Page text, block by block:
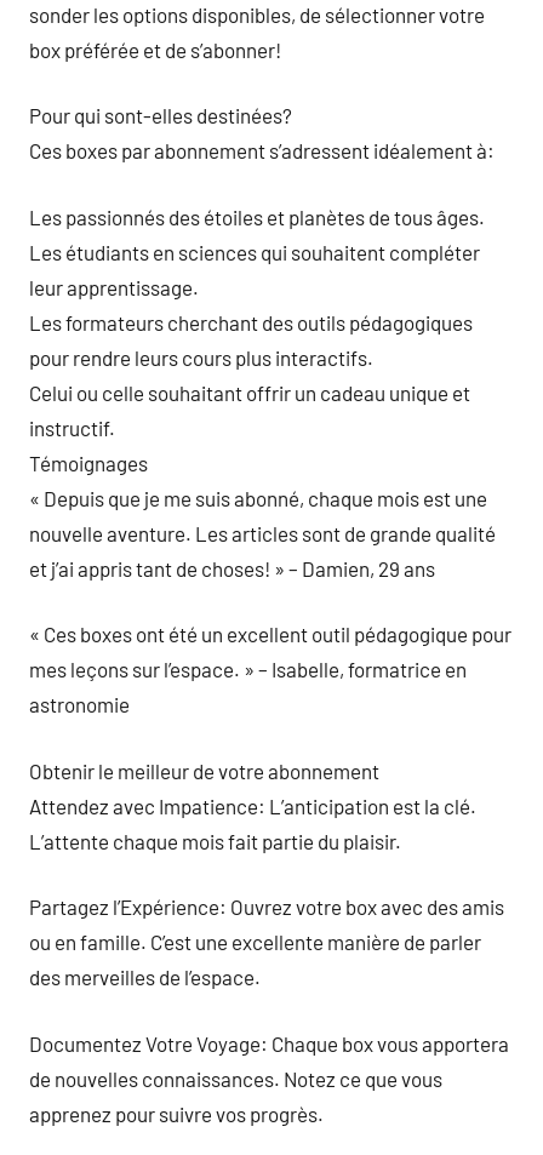
sonder les options disponibles, de sélectionner votre
box préférée et de s’abonner!
Pour qui sont-elles destinées?
Ces boxes par abonnement s’adressent idéalement à:
Les passionnés des étoiles et planètes de tous âges.
Les étudiants en sciences qui souhaitent compléter
leur apprentissage.
Les formateurs cherchant des outils pédagogiques
pour rendre leurs cours plus interactifs.
Celui ou celle souhaitant offrir un cadeau unique et
instructif.
Témoignages
« Depuis que je me suis abonné, chaque mois est une
nouvelle aventure. Les articles sont de grande qualité
et j’ai appris tant de choses! » – Damien, 29 ans
« Ces boxes ont été un excellent outil pédagogique pour
mes leçons sur l’espace. » – Isabelle, formatrice en
astronomie
Obtenir le meilleur de votre abonnement
Attendez avec Impatience: L’anticipation est la clé.
L’attente chaque mois fait partie du plaisir.
Partagez l’Expérience: Ouvrez votre box avec des amis
ou en famille. C’est une excellente manière de parler
des merveilles de l’espace.
Documentez Votre Voyage: Chaque box vous apportera
de nouvelles connaissances. Notez ce que vous
apprenez pour suivre vos progrès.